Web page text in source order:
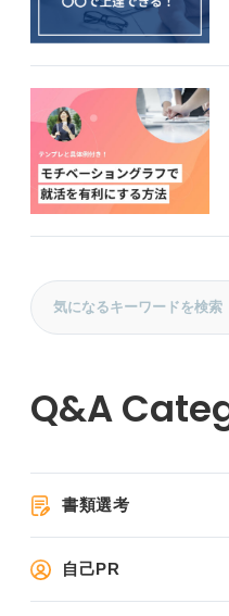
書類選考
自己PR